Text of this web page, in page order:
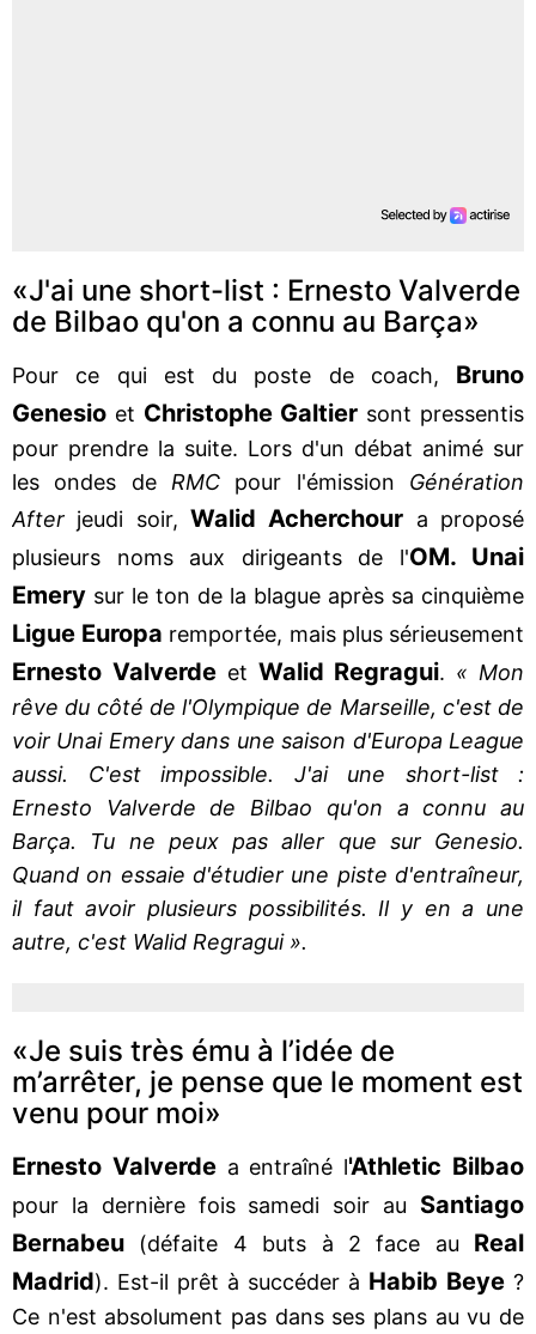
«J'ai une short-list : Ernesto Valverde
de Bilbao qu'on a connu au Barça»
Pour ce qui est du poste de coach, Bruno
Genesio et Christophe Galtier sont pressentis
pour prendre la suite. Lors d'un débat animé sur
les ondes de RMC pour l'émission Génération
After jeudi soir, Walid Acherchour a proposé
plusieurs noms aux dirigeants de l'OM. Unai
Emery sur le ton de la blague après sa cinquième
Ligue Europa remportée, mais plus sérieusement
Ernesto Valverde et Walid Regragui. « Mon
rêve du côté de l'Olympique de Marseille, c'est de
voir Unai Emery dans une saison d'Europa League
aussi. C'est impossible. J'ai une short-list :
Ernesto Valverde de Bilbao qu'on a connu au
Barça. Tu ne peux pas aller que sur Genesio.
Quand on essaie d'étudier une piste d'entraîneur,
il faut avoir plusieurs possibilités. Il y en a une
autre, c'est Walid Regragui ».
«Je suis très ému à l’idée de
m’arrêter, je pense que le moment est
venu pour moi»
Ernesto Valverde a entraîné l'Athletic Bilbao
pour la dernière fois samedi soir au Santiago
Bernabeu
(défaite 4 buts à 2 face au Real
Madrid). Est-il prêt à succéder à Habib Beye ?
Ce n'est absolument pas dans ses plans au vu de